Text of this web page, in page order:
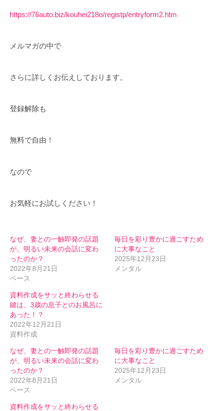
https://76auto.biz/kouhei218o/registp/entryform2.htm
メルマガの中で
さらに詳しくお伝えしております。
登録解除も
無料で自由！
なので
お気軽にお試しください！
なぜ、妻との一触即発の話題
が、明るい未来の会話に変わ
ったのか？
2022年8月21日
ベース
毎日を彩り豊かに過ごすため
に大事なこと
2025年12月23日
メンタル
資料作成をサッと終わらせる
鍵は、3歳の息子とのお風呂に
あった！？
2022年12月21日
資料作成
なぜ、妻との一触即発の話題
が、明るい未来の会話に変わ
ったのか？
2022年8月21日
ベース
毎日を彩り豊かに過ごすため
に大事なこと
2025年12月23日
メンタル
資料作成をサッと終わらせる